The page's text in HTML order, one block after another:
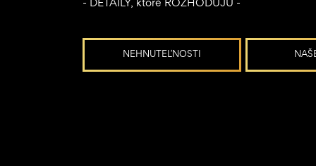
- DETAILY, ktoré ROZHODUJÚ -
NEHNUTEĽNOSTI